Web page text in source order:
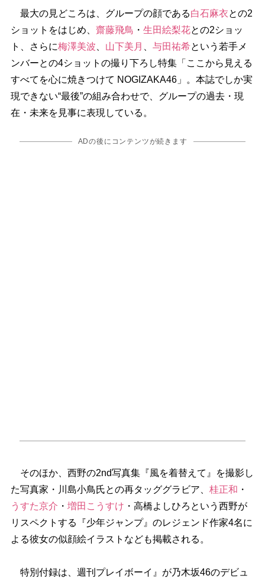
最大の見どころは、グループの顔である白石麻衣との2
ショットをはじめ、 齋藤飛鳥 ・ 生田絵梨花との2ショッ
ト、さらに梅澤美波 山下美月 与田祐希という若手メ
ンバーとの4ショットの撮り下ろし特集「ここから見える
すべてを心に焼きつけて NOGIZAKA46」。本誌でしか実
現できない“最後”の組み合わせで、グループの過去・現
在・未来を見事に表現している。
ADの後にコンテンツが続きます
そのほか、西野の2nd写真集『風を着替えて』を撮影し
た写真家・川島小鳥氏との再タッググラビア、 桂正和 ・
うすた京介 ・ 増田こうすけ ・高橋よしひろという西野が
リスペクトする『少年ジャンプ』のレジェンド作家4名に
よる彼女の似顔絵イラストなども掲載される。
特別付録は、週刊プレイボーイ』が乃木坂46のデビュ